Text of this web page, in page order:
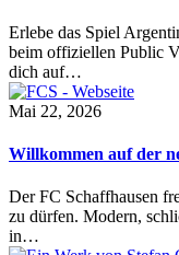
Erlebe das Spiel
beim offiziellen Public
dich auf…
Mai 22, 2026
Willkommen auf der
Der FC Schaffhausen
zu dürfen. Modern,
in…